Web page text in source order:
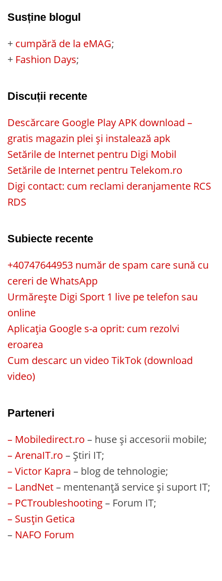
Susține blogul
+ cumpără de la eMAG;
+ Fashion Days;
Discuții recente
Descărcare Google Play APK download –
gratis magazin plei și instalează apk
Setările de Internet pentru Digi Mobil
Setările de Internet pentru Telekom.ro
Digi contact: cum reclami deranjamente RCS
RDS
Subiecte recente
+40747644953 număr de spam care sună cu
cereri de WhatsApp
Urmărește Digi Sport 1 live pe telefon sau
online
Aplicația Google s-a oprit: cum rezolvi
eroarea
Cum descarc un video TikTok (download
video)
Parteneri
– Mobiledirect.ro – huse și accesorii mobile;
– ArenaIT.ro – Știri IT;
– Victor Kapra – blog de tehnologie;
– LandNet– mentenanță service și suport IT;
– PCTroubleshooting– Forum IT;
– Susțin Getica
– NAFO Forum